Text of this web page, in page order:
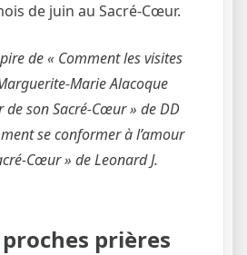
de juin au Sacré-Cœur.
de « Comment les visites
Marie Alacoque
de son Sacré-Cœur » de DD
se conformer à l’amour
Cœur » de Leonard J.
prières